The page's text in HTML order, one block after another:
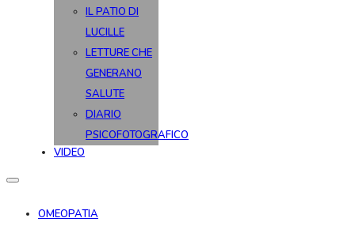
IL PATIO DI
LUCILLE
LETTURE CHE
GENERANO
SALUTE
DIARIO
PSICOFOTOGRAFICO
VIDEO
OMEOPATIA